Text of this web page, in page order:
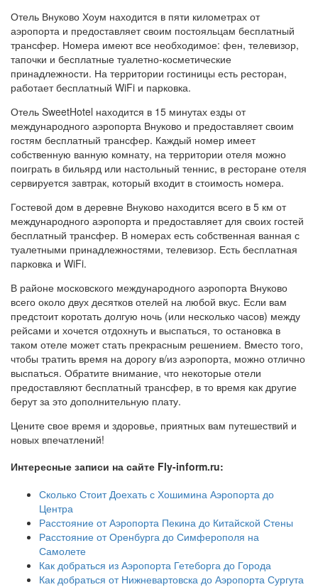
Отель Внуково Хоум находится в пяти километрах от
аэропорта и предоставляет своим постояльцам бесплатный
трансфер. Номера имеют все необходимое: фен, телевизор,
тапочки и бесплатные туалетно-косметические
принадлежности. На территории гостиницы есть ресторан,
работает бесплатный WiFi и парковка.
Отель SweetHotel находится в 15 минутах езды от
международного аэропорта Внуково и предоставляет своим
гостям бесплатный трансфер. Каждый номер имеет
собственную ванную комнату, на территории отеля можно
поиграть в бильярд или настольный теннис, в ресторане отеля
сервируется завтрак, который входит в стоимость номера.
Гостевой дом в деревне Внуково находится всего в 5 км от
международного аэропорта и предоставляет для своих гостей
бесплатный трансфер. В номерах есть собственная ванная с
туалетными принадлежностями, телевизор. Есть бесплатная
парковка и WiFi.
В районе московского международного аэропорта Внуково
всего около двух десятков отелей на любой вкус. Если вам
предстоит коротать долгую ночь (или несколько часов) между
рейсами и хочется отдохнуть и выспаться, то остановка в
таком отеле может стать прекрасным решением. Вместо того,
чтобы тратить время на дорогу в/из аэропорта, можно отлично
выспаться. Обратите внимание, что некоторые отели
предоставляют бесплатный трансфер, в то время как другие
берут за это дополнительную плату.
Цените свое время и здоровье, приятных вам путешествий и
новых впечатлений!
Интересные записи на сайте Fly-inform.ru:
Сколько Стоит Доехать с Хошимина Аэропорта до
Центра
Расстояние от Аэропорта Пекина до Китайской Стены
Расстояние от Оренбурга до Симферополя на
Самолете
Как добраться из Аэропорта Гетеборга до Города
Как добраться от Нижневартовска до Аэропорта Сургута